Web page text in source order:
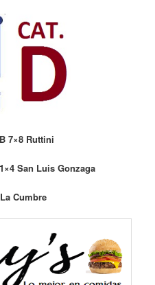
7×8 Ruttini
San Luis Gonzaga
Cumbre